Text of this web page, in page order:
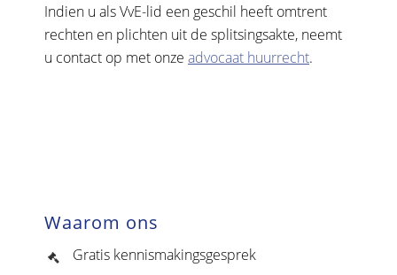
Indien u als VvE-lid een geschil heeft omtrent
rechten en plichten uit de splitsingsakte, neemt
u contact op met onze advocaat huurrecht.
Waarom ons
Gratis kennismakingsgesprek